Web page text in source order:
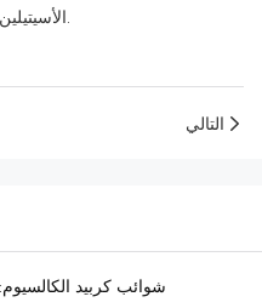
التالي
شوائب كربيد